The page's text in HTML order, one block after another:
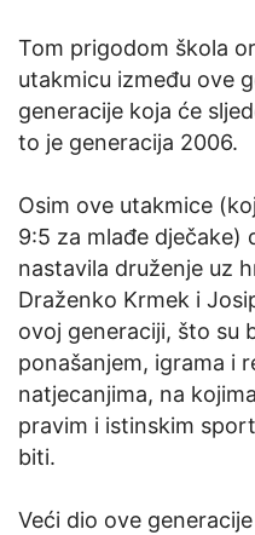
Tom prigodom škola
utakmicu između ove
generacije koja će
to je generacija 2006.
Osim ove utakmice
9:5 za mlađe dječake)
nastavila druženje uz
Draženko Krmek i
ovoj generaciji, što su
ponašanjem, igrama i
natjecanjima, na
pravim i istinskim
biti.
Veći dio ove